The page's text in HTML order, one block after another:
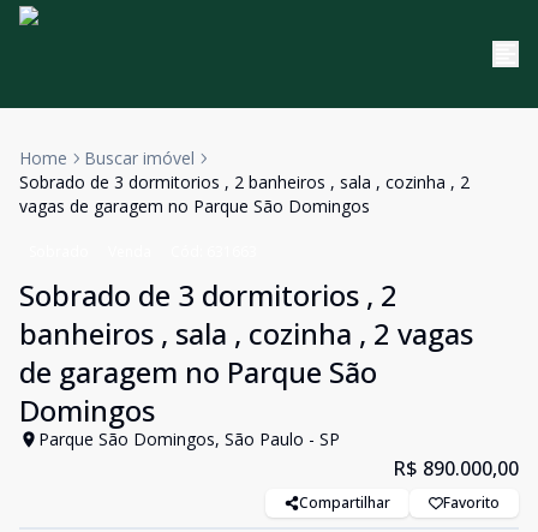
Home
Buscar imóvel
Sobrado de 3 dormitorios , 2 banheiros , sala , cozinha , 2
vagas de garagem no Parque São Domingos
Sobrado de 3 dormitorios , 2
banheiros , sala , cozinha , 2 vagas
de garagem no Parque São
Domingos
Parque São Domingos, São Paulo - SP
R$ 890.000,00
Compartilhar Favorito